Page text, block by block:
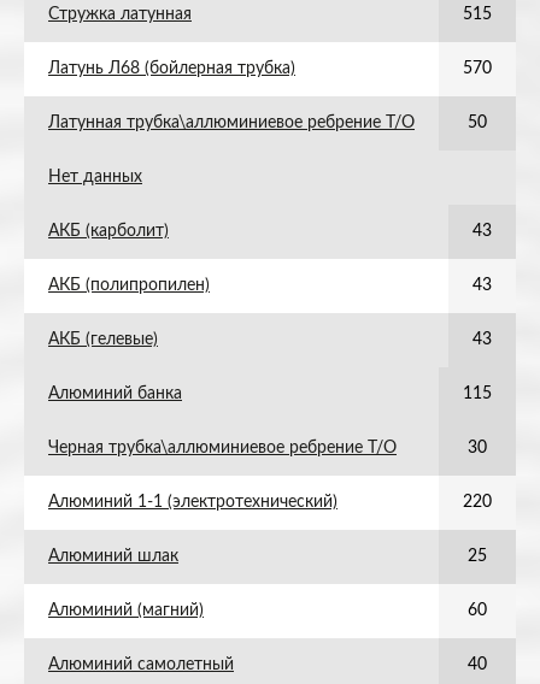
Стружка латунная 515
Латунь Л68 (бойлерная трубка) 570
Латунная трубка\аллюминиевое ребрение Т/О 50
Нет данных
АКБ (карболит) 43
АКБ (полипропилен) 43
АКБ (гелевые) 43
Алюминий банка 115
Черная трубка\аллюминиевое ребрение Т/О 30
Алюминий 1-1 (электротехнический) 220
Алюминий шлак 25
Алюминий (магний) 60
Алюминий самолетный 40